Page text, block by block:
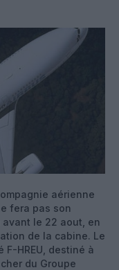
aérienne
fera pas son
avant le 22 aout, en
de la cabine. Le
F-HREU, destiné à
du Groupe